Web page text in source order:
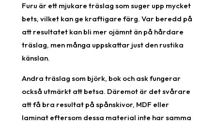
Furu är ett mjukare träslag som suger upp mycket
bets, vilket kan ge kraftigare färg. Var beredd på
att resultatet kan bli mer ojämnt än på hårdare
träslag, men många uppskattar just den rustika
känslan.
Andra träslag som björk, bok och ask fungerar
också utmärkt att betsa. Däremot är det svårare
att få bra resultat på spånskivor, MDF eller
laminat eftersom dessa material inte har samma